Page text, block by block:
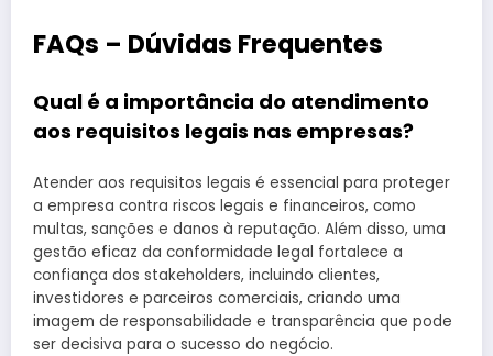
FAQs – Dúvidas Frequentes
Qual é a importância do atendimento
aos requisitos legais nas empresas?
Atender aos requisitos legais é essencial para proteger
a empresa contra riscos legais e financeiros, como
multas, sanções e danos à reputação. Além disso, uma
gestão eficaz da conformidade legal fortalece a
confiança dos stakeholders, incluindo clientes,
investidores e parceiros comerciais, criando uma
imagem de responsabilidade e transparência que pode
ser decisiva para o sucesso do negócio.